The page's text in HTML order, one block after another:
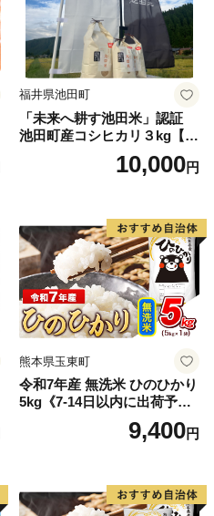
福井県池田町
「未来へ耕す池田米」認証
池田町産コシヒカリ３kg【お
1人様につき３セットまで】
10,000円
熊本県玉東町
令和7年産 無洗米 ひのひかり
5kg《7-14日以内に出荷予定
(土日祝除く)》コメ 米 無洗米
高レビュー｜人気米 熊本県
9,400円